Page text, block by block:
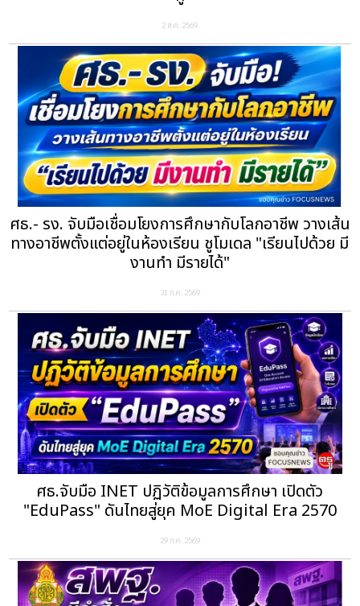
2 ส.ค. 2569
ศธ.- รง. จับมือเชื่อมโยงการศึกษากับโลกอาชีพ วางเส้น
ทางอาชีพตั้งแต่อยู่ในห้องเรียน ชูโมเดล "เรียนไปด้วย มี
งานทำ มีรายได้"
31 ก.ค. 2569
ศธ.จับมือ INET ปฏิวัติข้อมูลการศึกษา เปิดตัว
"EduPass" ดันไทยสู่ยุค MoE Digital Era 2570
29 ก.ค. 2569